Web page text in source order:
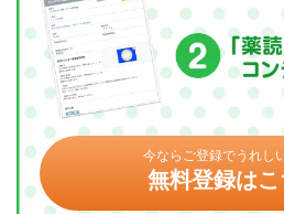
今ならご登録でうれし
無料登録はこ